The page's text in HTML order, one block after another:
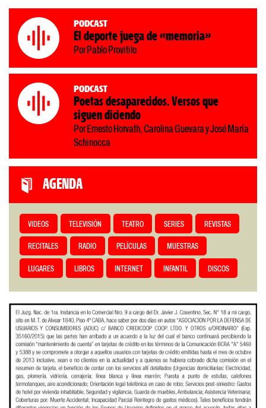
Podcast
El deporte juega de «memoria»
Por Pablo Provitilo
Podcast
Poetas desaparecidos. Versos que
siguen diciendo
Por Ernesto Horvath, Carolina Guevara y José María
Schinocca
AGENDA
VIDEOS TELEVISIÓN TEATRO SERIES REVISTAS
RECITALES RADIO PELÍCULAS MUESTRAS
LUGARES LIBROS INTERNET INFANTIL DISCOS